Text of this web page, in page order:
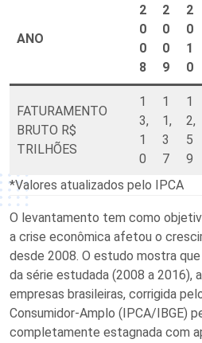
ANO
2
0
0
8
2
0
0
9
2
0
1
0
FATURAMENTO
BRUTO R$
TRILHÕES
1
3,
1
0
1
1,
3
7
1
2,
5
9
*Valores atualizados pelo IPCA
O levantamento tem como
a crise econômica afetou o
desde 2008. O estudo mostra
da série estudada (2008 a 2016),
empresas brasileiras, corrigida
Consumidor-Amplo (IPCA/IBGE)
completamente estagnada com